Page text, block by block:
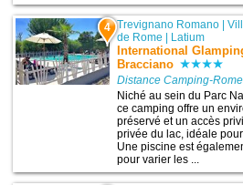
4 Trevignano Romano |
de Rome
Latium
International
Bracciano
Distance Camping-
Niché au sein du Parc
ce camping offre un
préservé et un accès
privée du lac, idéale
Une piscine est
pour varier les ...